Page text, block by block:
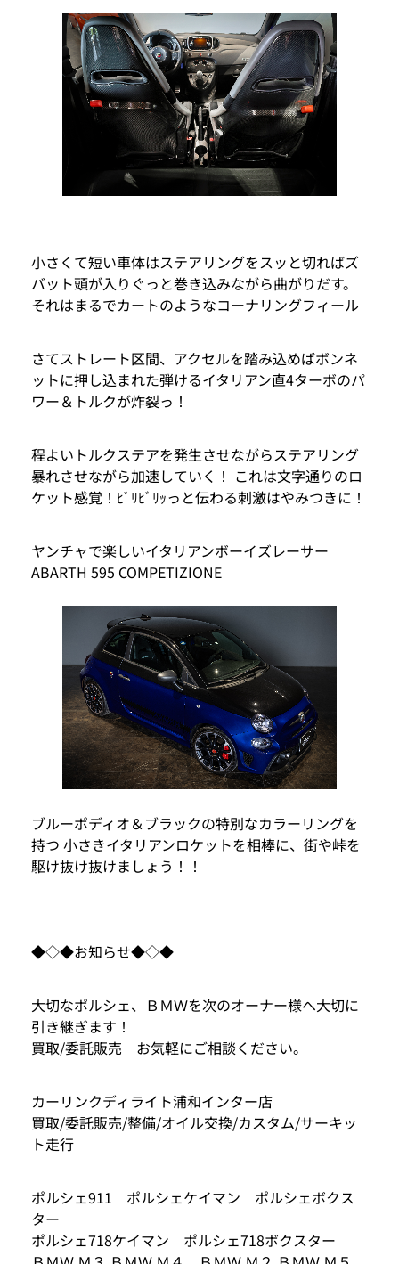
小さくて短い車体はステアリングをスッと切ればズ
バット頭が入りぐっと巻き込みながら曲がりだす。
それはまるでカートのようなコーナリングフィール
さてストレート区間、アクセルを踏み込めばボンネ
ットに押し込まれた弾けるイタリアン直4ターボのパ
ワー＆トルクが炸裂っ！
程よいトルクステアを発生させながらステアリング
暴れさせながら加速していく！ これは文字通りのロ
ケット感覚！ﾋﾞﾘﾋﾞﾘｯっと伝わる刺激はやみつきに！
ヤンチャで楽しいイタリアンボーイズレーサー
ABARTH 595 COMPETIZIONE
ブルーポディオ＆ブラックの特別なカラーリングを
持つ 小さきイタリアンロケットを相棒に、街や峠を
駆け抜け抜けましょう！！
◆◇◆お知らせ◆◇◆
大切なポルシェ、ＢＭＷを次のオーナー様へ大切に
引き継ぎます！
買取/委託販売 お気軽にご相談ください。
カーリンクディライト浦和インター店
買取/委託販売/整備/オイル交換/カスタム/サーキッ
ト走行
ポルシェ911 ポルシェケイマン ポルシェボクス
ター
ポルシェ718ケイマン ポルシェ718ボクスター